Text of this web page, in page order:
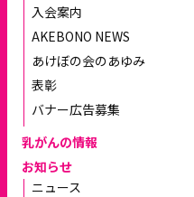
入会案内
AKEBONO NEWS
あけぼの会のあゆみ
表彰
バナー広告募集
乳がんの情報
お知らせ
ニュース